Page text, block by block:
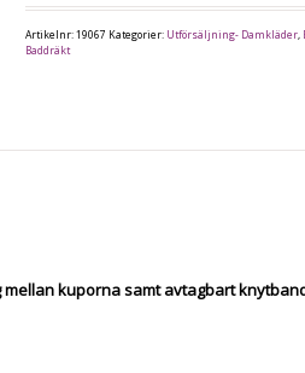
Artikelnr:19067 Kategorier: Utförsäljning- Damkläder,
Baddräkt
kuporna samt avtagbart